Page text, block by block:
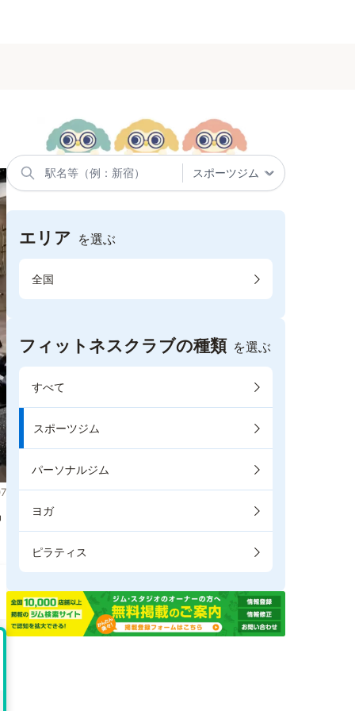
エリア を選ぶ
全国
フィットネスクラブの種類 を選ぶ
すべて
スポーツジム
パーソナルジム
ヨガ
ピラティス